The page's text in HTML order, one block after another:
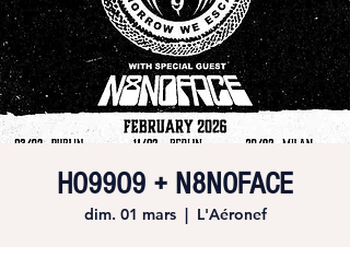
HO99O9 + N8NOFACE
dim. 01 mars
  |
L'Aéronef